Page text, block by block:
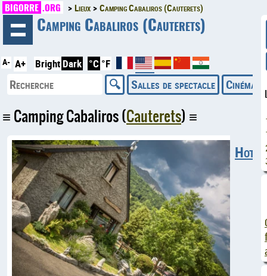
BIGORRE .ORG Lieux Camping Cabaliros (Cauterets)
Camping Cabaliros (Cauterets)
A- A+ Bright Dark °C °F
Salles de spectacle Cinémas
Camping Cabaliros (Cauterets)